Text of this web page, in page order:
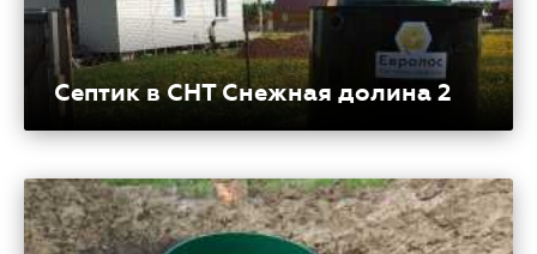
Септик в СНТ Снежная долина 2